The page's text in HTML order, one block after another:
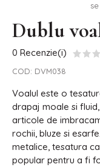
Dublu
0 Recenzie(i)
COD: DVM038
Voalul este o
drapaj moale si
articole de
rochii, bluze si
metalice, tesatura
popular pentru a fi